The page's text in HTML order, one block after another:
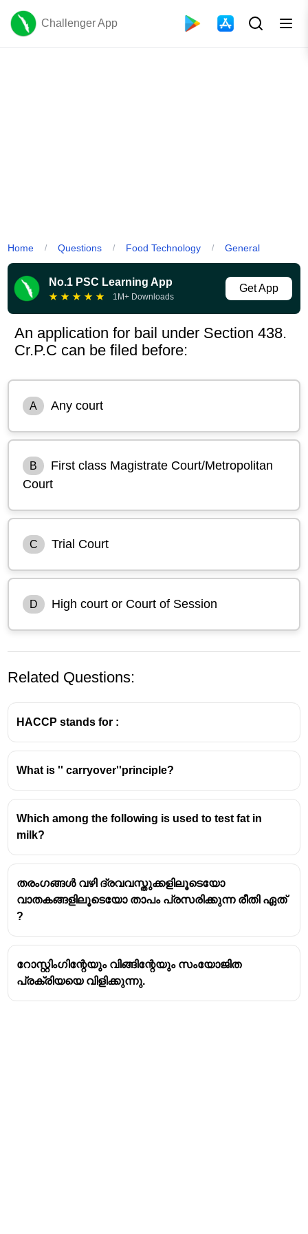
Challenger App
Home / Questions / Food Technology / General
No.1 PSC Learning App
★ ★ ★ ★ ★ 1M+ Downloads
Get App
An application for bail under Section 438.
Cr.P.C can be filed before:
A Any court
B
First class Magistrate Court/Metropolitan
Court
C Trial Court
D High court or Court of Session
Related Questions:
HACCP stands for :
What is '' carryover''principle?
Which among the following is used to test fat in
milk?
തരംഗങ്ങൾ വഴി ദ്രവവസ്തുക്കളിലൂടെയോ
വാതകങ്ങളിലൂടെയോ താപം പ്രസരിക്കുന്ന രീതി ഏത്
?
റോസ്റ്റിംഗിന്റേയും വിങ്ങിന്റേയും സംയോജിത
പ്രക്രിയയെ വിളിക്കുന്നു.